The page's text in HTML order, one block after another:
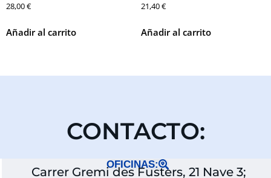
28,00€
Añadir al carrito
21,40€
Añadir al carrito
CONTACTO:
OFICINAS:
Carrer Gremi des Fusters, 21 Nave 3;